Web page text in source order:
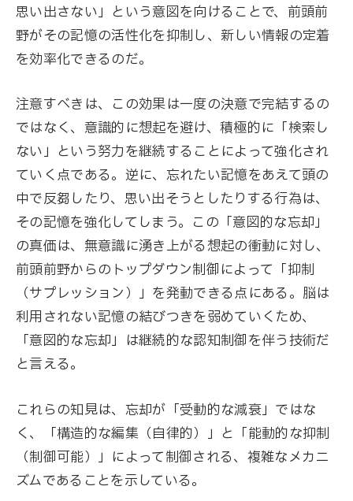
思い出さない」という意図を向けることで、前頭前
野がその記憶の活性化を抑制し、新しい情報の定着
を効率化できるのだ。
注意すべきは、この効果は一度の決意で完結するの
ではなく、意識的に想起を避け、積極的に「検索し
ない」という努力を継続することによって強化され
ていく点である。逆に、忘れたい記憶をあえて頭の
中で反芻したり、思い出そうとしたりする行為は、
その記憶を強化してしまう。この「意図的な忘却」
の真価は、無意識に湧き上がる想起の衝動に対し、
前頭前野からのトップダウン制御によって「抑制
（サプレッション）」を発動できる点にある。脳は
利用されない記憶の結びつきを弱めていくため、
「意図的な忘却」は継続的な認知制御を伴う技術だ
と言える。
これらの知見は、忘却が「受動的な減衰」ではな
く、「構造的な編集（自律的）」と「能動的な抑制
（制御可能）」によって制御される、複雑なメカニ
ズムであることを示している。